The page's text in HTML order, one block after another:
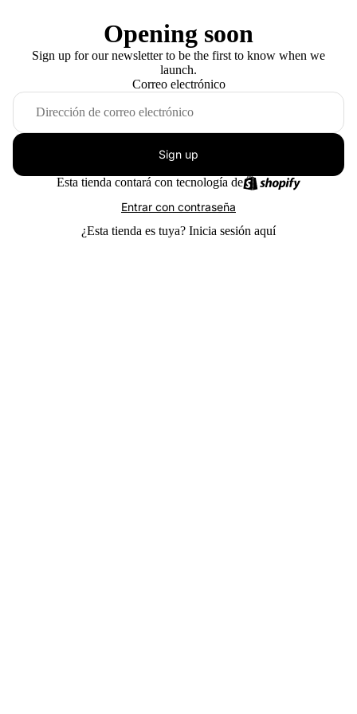
Opening soon
Sign up for our newsletter to be the first to know when we
launch.
Correo electrónico
Sign up
Esta tienda contará con tecnología de
Entrar con contraseña
¿Esta tienda es tuya? Inicia sesión aquí